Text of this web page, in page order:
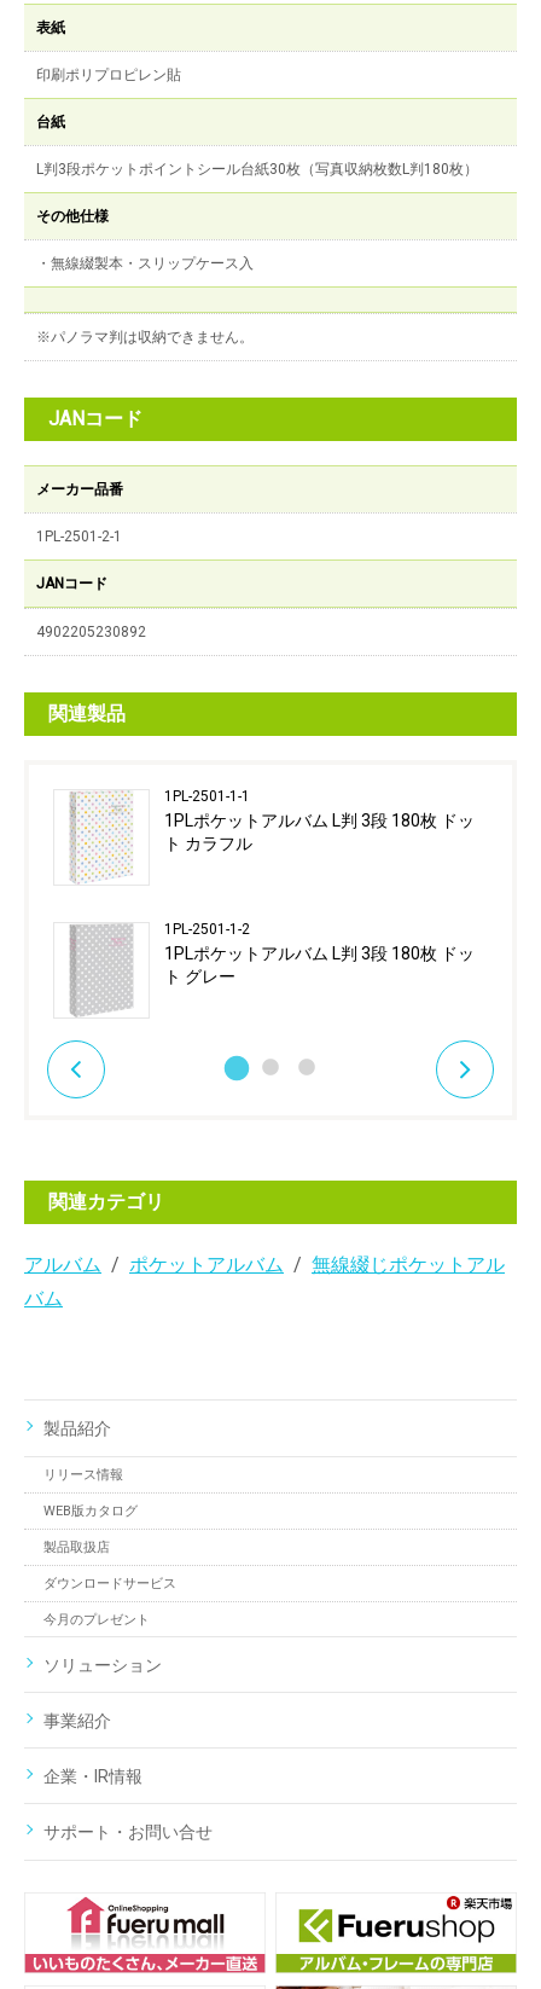
表紙
印刷ポリプロピレン貼
台紙
L判3段ポケットポイントシール台紙30枚（写真収納枚数L判180枚）
その他仕様
・無線綴製本・スリップケース入
※パノラマ判は収納できません。
JANコード
メーカー品番
1PL-2501-2-1
JANコード
4902205230892
関連製品
1PL-2501-1-1
1PLポケットアルバム L判 3段 180枚 ドッ
ト カラフル
1PL-2501-1-2
1PLポケットアルバム L判 3段 180枚 ドッ
ト グレー
関連カテゴリ
アルバム ポケットアルバム
無線綴じポケットアル
バム
製品紹介
リリース情報
WEB版カタログ
製品取扱店
ダウンロードサービス
今月のプレゼント
ソリューション
事業紹介
企業・IR情報
サポート・お問い合せ